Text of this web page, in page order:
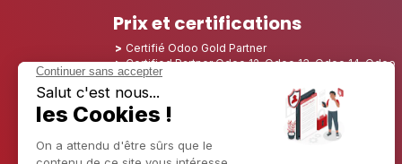
Prix et certifications
Certifié Odoo Gold Partner
Certified Partner Odoo 12, Odoo 13, Odoo 14, Odoo
15, Odoo 16, Odoo 17, Odoo 18 and Odoo 19
Nominé Best Partner 2025 - Europe
Nominé Best Partner 2025 - Amérique du Nord
Nominé Best Partner 2024 - Europe
Nominé Best Partner 2024 - Amérique du Nord
Champion de la Croissance 2023 - France